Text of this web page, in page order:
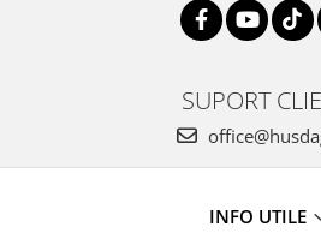
SUPORT
INFO UTILE